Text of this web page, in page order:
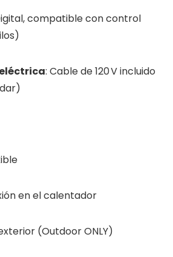
compatible con control
: Cable de 120 V incluido
en el calentador
(Outdoor ONLY)